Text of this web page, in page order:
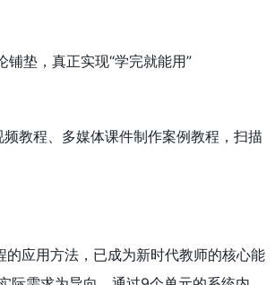
垫，真正实现“学完就能用”
教程、多媒体课件制作案例教程，扫描
应用方法，已成为新时代教师的核心能